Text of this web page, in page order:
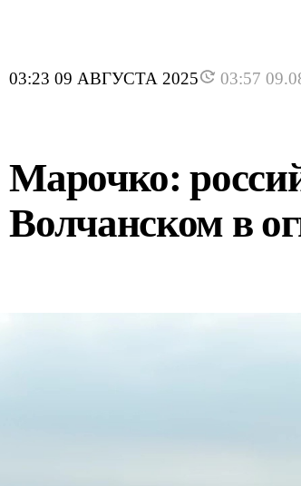
03:23 09 АВГУСТА 2025 03:57
Марочко:
Волчанском в